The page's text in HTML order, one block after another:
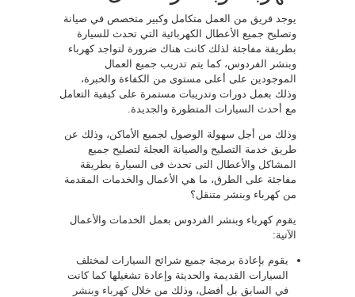
يوجد فريق من العمل متكامل وكبير متخصص في صيانة
وتصليح جميع الأعطال الكهربائية التي تحدث للسيارة
بطريقة مفاجئة لذلك كانت هناك ضرورة لتواجد كهرباء
وبنشر الفردوس، كما يتم تدريب جميع العمال
الموجودين على أعلى مستوى من الكفاءة والخبرة،
وذلك بعمل دورات وتدريبات مستمرة على كيفية التعامل
مع أحدث السيارات المتطورة والجديدة.
وذلك من أجل سهولة الوصول لجميع الأماكن، وذلك عن
طريق خدمة التصليح والصيانة العجلة لتصليح جميع
المشاكل والأعطال التى تحدث فى السيارة بطريقة
مفاجئة على الطرق، ما هي الأعمال والخدمات المقدمة
من كهرباء وبنشر متنقل؟
يقوم كهرباء وبنشر الفردوس بعمل الخدمات والأعمال
الآتية:
يقوم بإعادة برمجة جميع شرائح السيارات لمختلف
السيارات القديمة والحديثة وإعادة تشغيلها كما كانت
في السابق بل أفضل، وذلك من خلالكهرباء وبنشر